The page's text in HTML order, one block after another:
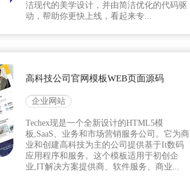
洁现代的美学设计，并由简洁优化的代码驱
动，帮助你更快上线，看起来专...
高科技公司官网模板WEB页面源码
企业网站
Techex现是一个全新设计的HTML5模
板,SaaS、业务和市场营销服务公司。它为商
业和创建高科技为主的公司提供基于It数码
应用程序和服务。这个模板适用于初创企
业,IT解决方案提供商、软件服务、商业...